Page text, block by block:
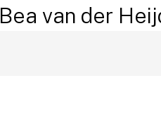
Bea van der